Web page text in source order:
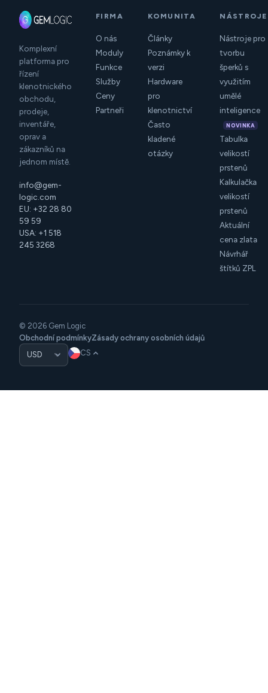
Komplexní
platforma pro
řízení
klenotnického
obchodu,
prodeje,
inventáře,
oprav a
zákazníků na
jednom místě.
info@gem-
logic.com
EU: +32 28 80
59 59
USA: +1 518
245 3268
FIRMA
O nás
Moduly
Funkce
Služby
Ceny
Partneři
KOMUNITA
Články
Poznámky k
verzi
Hardware
pro
klenotnictví
Často
kladené
otázky
NÁSTROJE
Nástroje pro
tvorbu
šperků s
využitím
umělé
inteligence
NOVINKA
Tabulka
velikostí
prstenů
Kalkulačka
velikostí
prstenů
Aktuální
cena zlata
Návrhář
štítků ZPL
© 2026 Gem Logic
Obchodní podmínkyZásady ochrany osobních údajů
CS